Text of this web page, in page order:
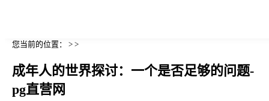
您当前的位置： > >
成年人的世界探讨：一个是否足够的问题-
pg直营网